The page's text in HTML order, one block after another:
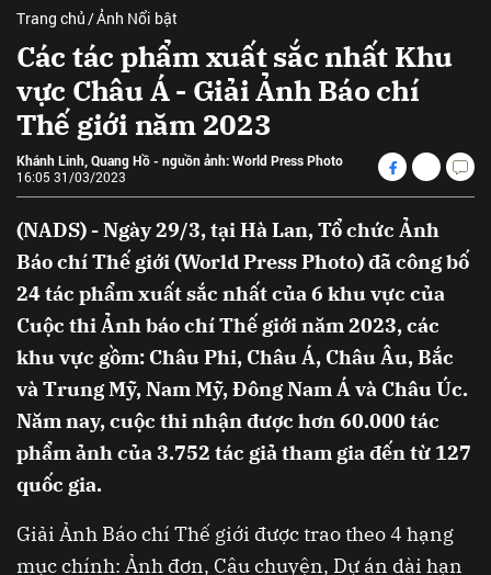
Trang chủ Ảnh Nổi bật
Các tác phẩm xuất sắc nhất Khu
vực Châu Á - Giải Ảnh Báo chí
Thế giới năm 2023
Khánh Linh, Quang Hồ - nguồn ảnh: World Press Photo
16:05 31/03/2023
(NADS) - Ngày 29/3, tại Hà Lan, Tổ chức Ảnh
Báo chí Thế giới (World Press Photo) đã công bố
24 tác phẩm xuất sắc nhất của 6 khu vực của
Cuộc thi Ảnh báo chí Thế giới năm 2023, các
khu vực gồm: Châu Phi, Châu Á, Châu Âu, Bắc
và Trung Mỹ, Nam Mỹ, Đông Nam Á và Châu Úc.
Năm nay, cuộc thi nhận được hơn 60.000 tác
phẩm ảnh của 3.752 tác giả tham gia đến từ 127
quốc gia.
Giải Ảnh Báo chí Thế giới được trao theo 4 hạng
mục chính: Ảnh đơn, Câu chuyện, Dự án dài hạn